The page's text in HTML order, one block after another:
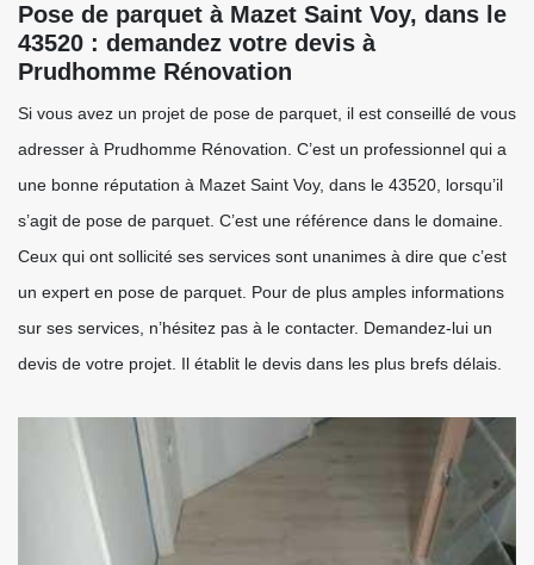
Pose de parquet à Mazet Saint Voy, dans le
43520 : demandez votre devis à
Prudhomme Rénovation
Si vous avez un projet de pose de parquet, il est conseillé de vous
adresser à Prudhomme Rénovation. C’est un professionnel qui a
une bonne réputation à Mazet Saint Voy, dans le 43520, lorsqu’il
s’agit de pose de parquet. C’est une référence dans le domaine.
Ceux qui ont sollicité ses services sont unanimes à dire que c’est
un expert en pose de parquet. Pour de plus amples informations
sur ses services, n’hésitez pas à le contacter. Demandez-lui un
devis de votre projet. Il établit le devis dans les plus brefs délais.